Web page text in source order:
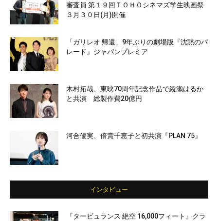
審査員 第１９回ＴＯＨＯシネマズ学生映画祭
３月３０日(月)開催
「ガリレオ 帰還」9年ぶりの劇場版『沈黙のパ
レード』ジャパンプレミア
木村拓哉、東映70周年記念作品で綾瀬はるか
と共演 総製作費20億円
河合優実、倍賞千恵子と初共演『PLAN 75』
インタビュー
『タービュランス 絶空 16,000フィート』クラ